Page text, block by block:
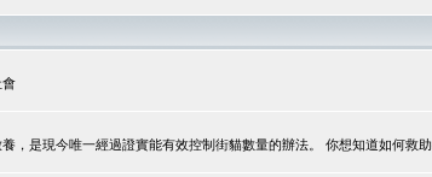
會
，是現今唯一經過證實能有效控制街貓數量的辦法。 你想知道如何救